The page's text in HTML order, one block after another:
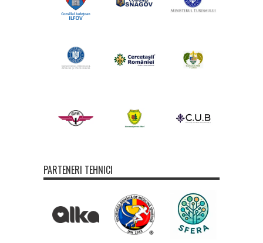
PARTENERI TEHNICI